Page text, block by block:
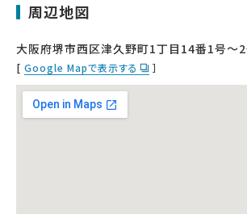
周辺地図
大阪府堺市西区津久野町1丁目14番1号〜
[ Google Mapで表示する ］